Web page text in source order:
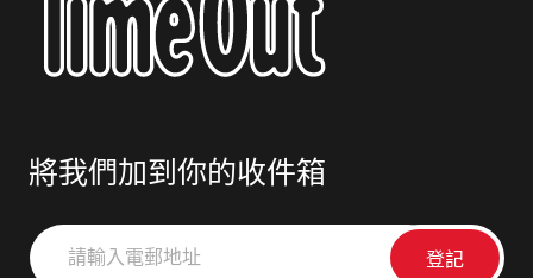
將我們加到你的收件箱
請
輸